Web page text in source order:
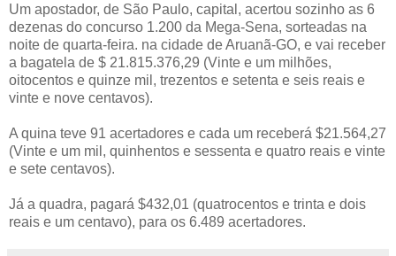
Um apostador, de São Paulo, capital, acertou sozinho as 6
dezenas do concurso 1.200 da Mega-Sena, sorteadas na
noite de quarta-feira. na cidade de Aruanã-GO, e vai receber
a bagatela de $ 21.815.376,29 (Vinte e um milhões,
oitocentos e quinze mil, trezentos e setenta e seis reais e
vinte e nove centavos).
A quina teve 91 acertadores e cada um receberá $21.564,27
(Vinte e um mil, quinhentos e sessenta e quatro reais e vinte
e sete centavos).
Já a quadra, pagará $432,01 (quatrocentos e trinta e dois
reais e um centavo), para os 6.489 acertadores.